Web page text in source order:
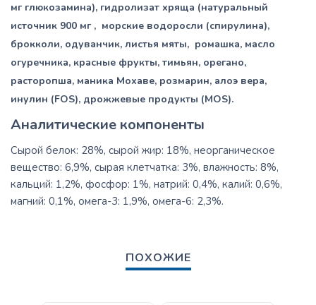
мг глюкозамина), гидролизат хряща (натуральный
источник 900 мг , морские водоросли (спирулина),
брокколи, одуванчик, листья мяты, ромашка, масло
огуречника, красные фрукты, тимьян, орегано,
расторопша, маника Мохаве, розмарин, алоэ вера,
инулин (FOS), дрожжевые продукты (MOS).
Аналитические компоненты
Сырой белок: 28%, сырой жир: 18%, неорганическое
вещество: 6,9%, сырая клетчатка: 3%, влажность: 8%,
кальций: 1,2%, фосфор: 1%, натрий: 0,4%, калий: 0,6%,
магний: 0,1%, омега-3: 1,9%, омега-6: 2,3%.
ПОХОЖИЕ